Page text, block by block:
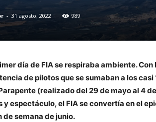
- 31 agosto, 2022 989
día de FIA se respiraba ambiente.
de pilotos que se sumaban a los
(realizado del 29 de mayo al 4
espectáculo, el FIA se convertía en el
de semana de junio.